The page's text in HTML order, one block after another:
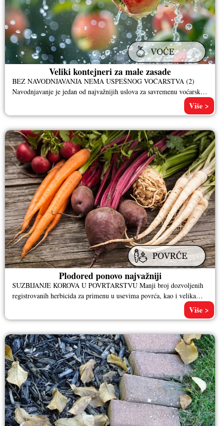
Veliki kontejneri za male zasade
BEZ NAVODNJAVANJA NEMA USPEŠNOG VOĆARSTVA (2)
Navodnjavanje je jedan od najvažnijih uslova za savremenu voćarsku
Više >
Plodored ponovo najvažniji
SUZBIJANJE KOROVA U POVRTARSTVU Manji broj dozvoljenih
registrovanih herbicida za primenu u usevima povrća, kao i velika
Više >